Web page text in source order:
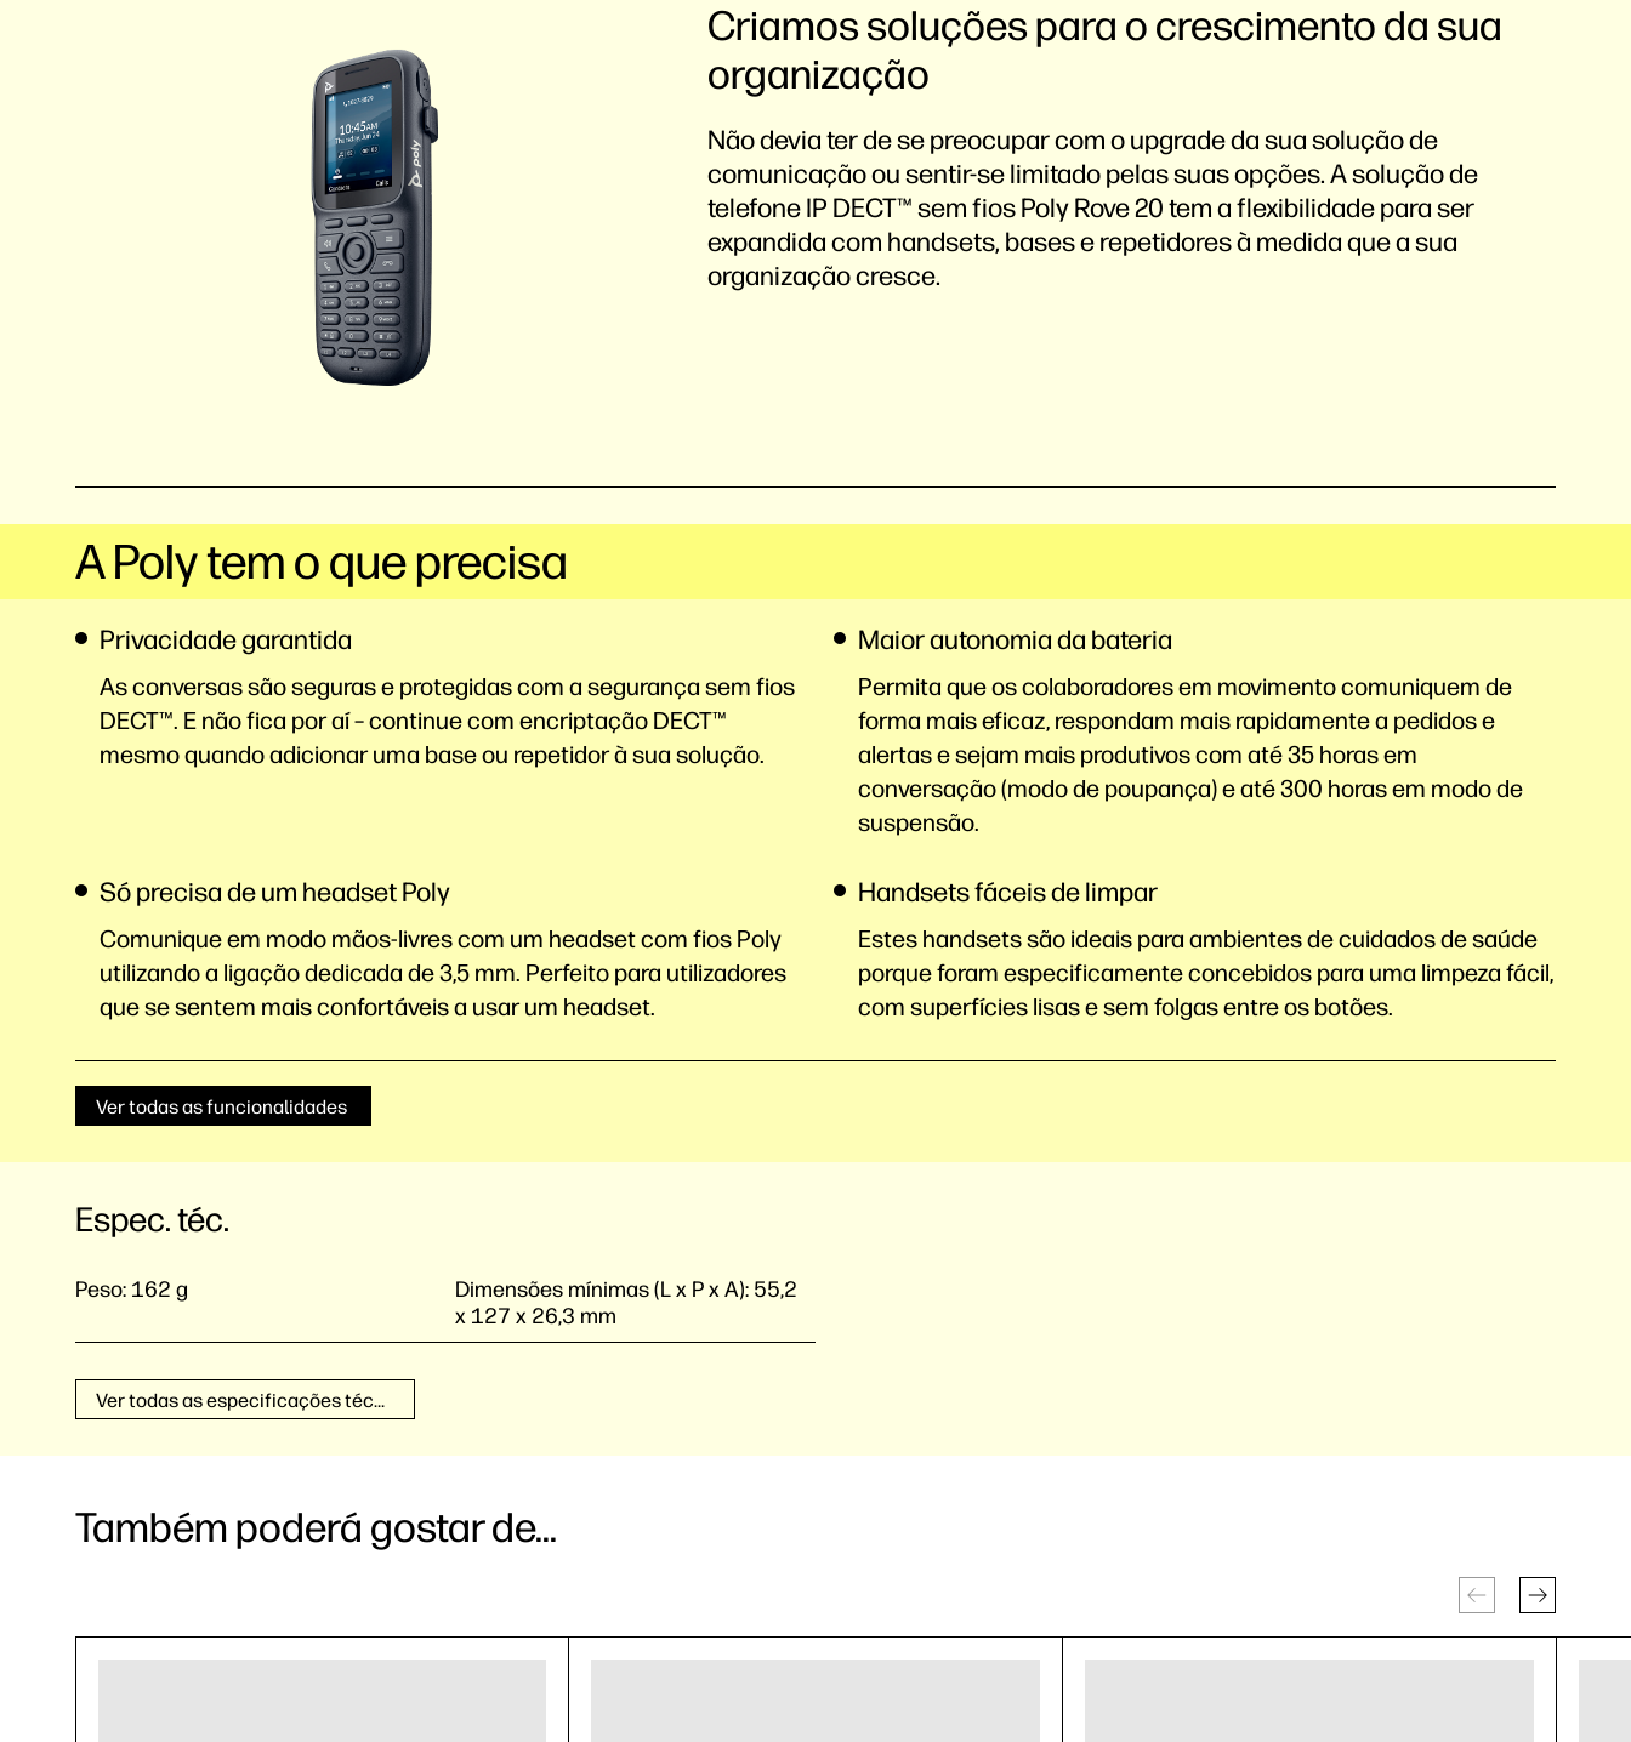
Criamos soluções para o crescimento da sua
organização
Não devia ter de se preocupar com o upgrade da sua solução de
comunicação ou sentir-se limitado pelas suas opções. A solução de
telefone IP DECT™ sem fios Poly Rove 20 tem a flexibilidade para ser
expandida com handsets, bases e repetidores à medida que a sua
organização cresce.
A Poly tem o que precisa
Privacidade garantida
As conversas são seguras e protegidas com a segurança sem fios
DECT™. E não fica por aí – continue com encriptação DECT™
mesmo quando adicionar uma base ou repetidor à sua solução.
Maior autonomia da bateria
Permita que os colaboradores em movimento comuniquem de
forma mais eficaz, respondam mais rapidamente a pedidos e
alertas e sejam mais produtivos com até 35 horas em
conversação (modo de poupança) e até 300 horas em modo de
suspensão.
Só precisa de um headset Poly
Comunique em modo mãos-livres com um headset com fios Poly
utilizando a ligação dedicada de 3,5 mm. Perfeito para utilizadores
que se sentem mais confortáveis a usar um headset.
Handsets fáceis de limpar
Estes handsets são ideais para ambientes de cuidados de saúde
porque foram especificamente concebidos para uma limpeza fácil,
com superfícies lisas e sem folgas entre os botões.
Ver todas as funcionalidades
Espec. téc.
Peso: 162 g Dimensões mínimas (L x P x A): 55,2
x 127 x 26,3 mm
Ver todas as especificações técnicas
Também poderá gostar de...